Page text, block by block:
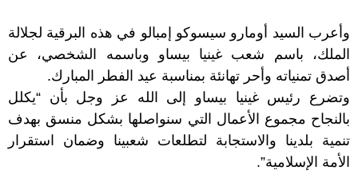
وأعرب السيد أومارو سيسوكو إمبالو في هذه البرقية لجلالة
الملك، باسم شعب غينيا بيساو وباسمه الشخصي، عن
أصدق تمنياته وأحر تهانئة بمناسبة عيد الفطر المبارك.
وتضرع رئيس غينيا بيساو إلى الله عز وجل بأن “يكلل
بالنجاح مجموع الأعمال التي سنواصلها بشكل منسق بهدف
تنمية بلدينا والاستجابة لتطلعات شعبينا وضمان استقرار
الأمة الإسلامية”.